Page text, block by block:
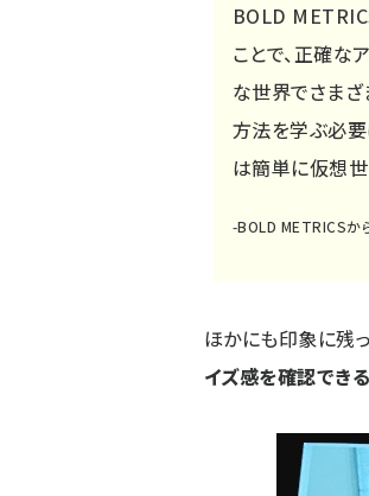
BOLD
ことで、正確な
な世界でさまざ
方法を学ぶ必要
は簡単に仮想世
-BOLD METRICSか
ほかにも印象に残
イズ感を確認でき